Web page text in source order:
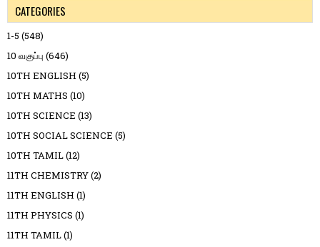
CATEGORIES
1-5 (548)
10 வகுப்பு (646)
10TH ENGLISH (5)
10TH MATHS (10)
10TH SCIENCE (13)
10TH SOCIAL SCIENCE (5)
10TH TAMIL(12)
11TH CHEMISTRY(2)
11TH ENGLISH (1)
11TH PHYSICS (1)
11TH TAMIL(1)